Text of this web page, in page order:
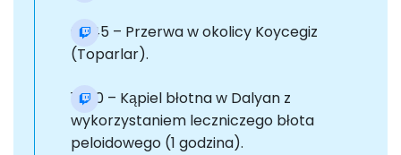
09:45 – Przerwa w okolicy Koycegiz
(Toparlar).
10:30 – Kąpiel błotna w Dalyan z
wykorzystaniem leczniczego błota
peloidowego (1 godzina).